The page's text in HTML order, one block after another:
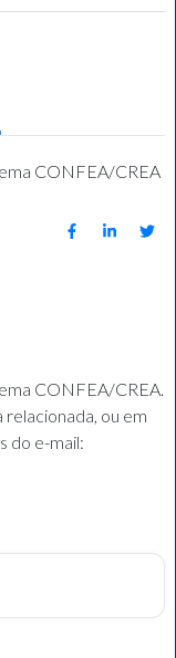
CONFEA/CREA
CONFEA/CREA.
relacionada, ou em
do e-mail: